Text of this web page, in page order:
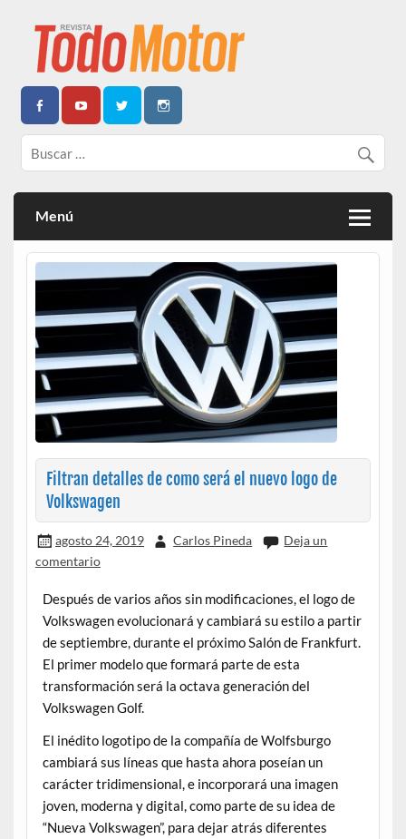
Todo Motor | Centroamérica
Menú
Filtran detalles de como será el nuevo logo de
Volkswagen
agosto 24, 2019 Carlos Pineda
Deja un
comentario
Después de varios años sin modificaciones, el logo de
Volkswagen evolucionará y cambiará su estilo a partir
de septiembre, durante el próximo Salón de Frankfurt.
El primer modelo que formará parte de esta
transformación será la octava generación del
Volkswagen Golf.
El inédito logotipo de la compañía de Wolfsburgo
cambiará sus líneas que hasta ahora poseían un
carácter tridimensional, e incorporará una imagen
joven, moderna y digital, como parte de su idea de
“Nueva Volkswagen”, para dejar atrás diferentes